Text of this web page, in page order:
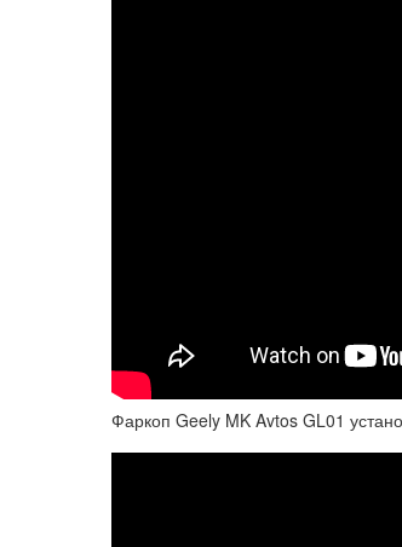
Фаркоп Geely MK Avtos GL01